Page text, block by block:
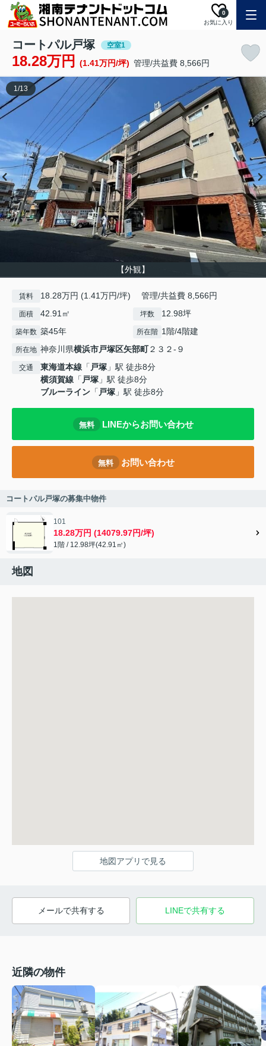
お気に入り
0
コートパル戸塚 空室1
18.28万円 (1.41万円/坪) 管理/共益費 8,566円
【外観】
1/13
賃料 18.28万円 (1.41万円/坪) 管理/共益費 8,566円
面積 42.91㎡ 坪数 12.98坪
築年数 築45年 所在階 1階/4階建
所在地 神奈川県横浜市戸塚区矢部町２３２-９
交通 東海道本線 「 戸塚 」駅 徒歩8分
横須賀線 「 戸塚 」駅 徒歩8分
ブルーライン 「 戸塚 」駅 徒歩8分
無料 LINEからお問い合わせ
無料 お問い合わせ
コートパル戸塚の募集中物件
101
18.28万円 (14079.97円/坪)
1階 / 12.98坪(42.91㎡)
地図
地図アプリで見る
メールで共有する LINEで共有する
近隣の物件